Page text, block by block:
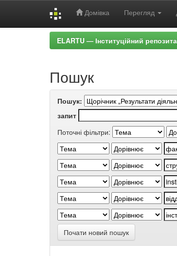
Домівка Перегляд
ELARTU — Інституційний
Пошук
Пошук:
запит
Поточні фільтри:
Почати новий пошук